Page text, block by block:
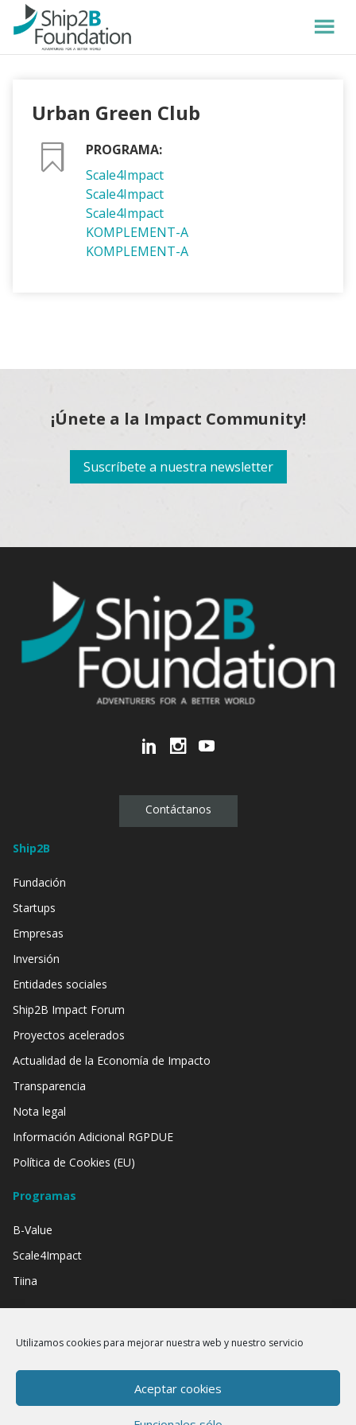
Utilizamos cookies para mejorar nuestra web y nuestro servicio
Aceptar cookies
Urban Green Club
PROGRAMA:
Scale4Impact
Scale4Impact
Scale4Impact
KOMPLEMENT-A
KOMPLEMENT-A
¡Únete a la Impact Community!
Suscríbete a nuestra newsletter
Contáctanos
Ship2B
Fundación
Startups
Empresas
Inversión
Entidades sociales
Ship2B Impact Forum
Proyectos acelerados
Actualidad de la Economía de Impacto
Transparencia
Nota legal
Información Adicional RGPDUE
Política de Cookies (EU)
Programas
B-Value
Scale4Impact
Tiina